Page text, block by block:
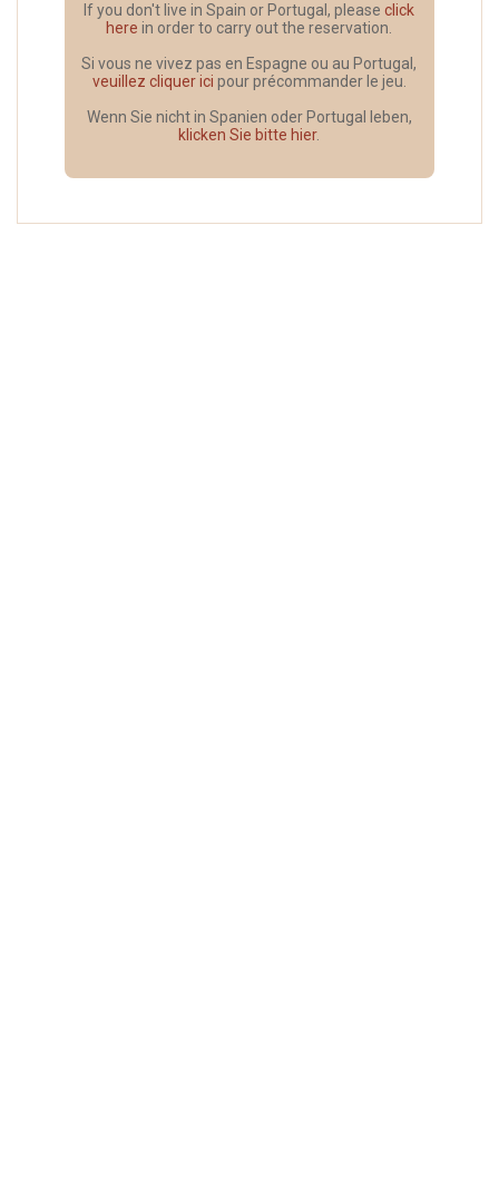
If you don't live in Spain or Portugal, pleaseclick
here in order to carry out the reservation.
Si vous ne vivez pas en Espagne ou au Portugal,
veuillez cliquer ici pour précommander le jeu.
Wenn Sie nicht in Spanien oder Portugal leben,
klicken Sie bitte hier.